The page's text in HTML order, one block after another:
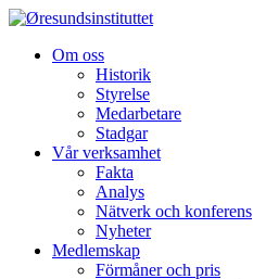
Om oss
Historik
Styrelse
Medarbetare
Stadgar
Vår verksamhet
Fakta
Analys
Nätverk och konferens
Nyheter
Medlemskap
Förmåner och pris